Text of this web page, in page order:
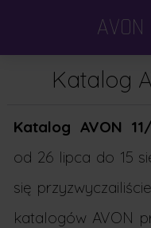
Katalog
Katalog AVON
od 26 lipca do 15
się
katalogów AVON